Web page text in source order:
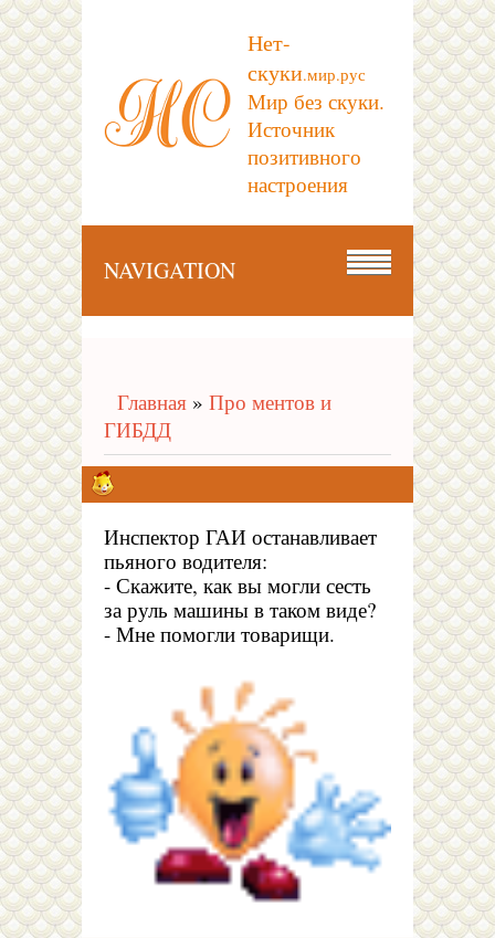
Нет-
скуки.мир.рус
Мир без скуки.
Источник
позитивного
настроения
NAVIGATION
Главная » Про ментов и
ГИБДД
Инспектор ГАИ останавливает
пьяного водителя:
- Скажите, как вы могли сесть
за руль машины в таком виде?
- Мне помогли товарищи.